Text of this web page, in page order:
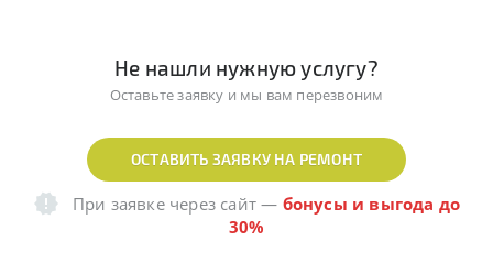
Не нашли нужную услугу?
Оставьте заявку и мы вам перезвоним
ОСТАВИТЬ ЗАЯВКУ НА РЕМОНТ
При заявке через сайт— бонусы и выгода до
30%